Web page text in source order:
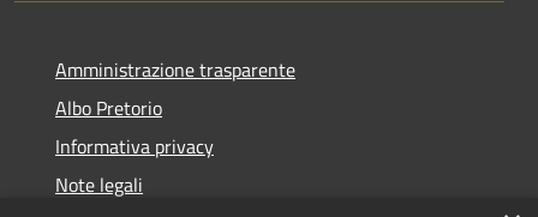
Amministrazione trasparente
Albo Pretorio
Informativa privacy
Note legali